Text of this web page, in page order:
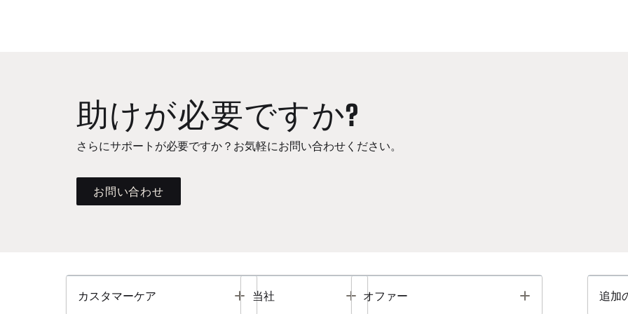
助けが必要ですか?
さらにサポートが必要ですか？お気軽にお問い合わせください。
お問い合わせ
カスタマーケア Toggle
当社 Toggle
オファー Toggle 追加